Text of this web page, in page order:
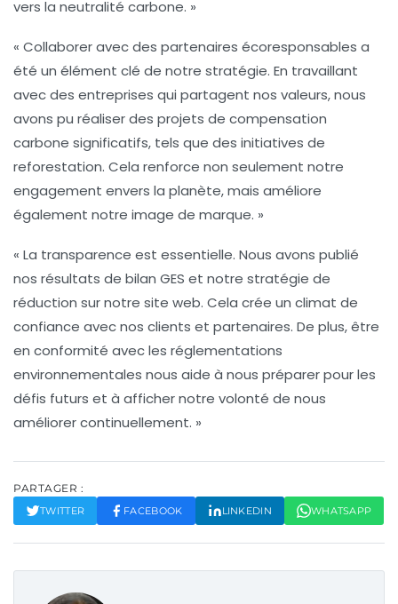
vers la neutralité carbone. »
« Collaborer avec des partenaires écoresponsables a
été un élément clé de notre stratégie. En travaillant
avec des entreprises qui partagent nos valeurs, nous
avons pu réaliser des projets de compensation
carbone significatifs, tels que des initiatives de
reforestation. Cela renforce non seulement notre
engagement envers la planète, mais améliore
également notre image de marque. »
« La transparence est essentielle. Nous avons publié
nos résultats de bilan GES et notre stratégie de
réduction sur notre site web. Cela crée un climat de
confiance avec nos clients et partenaires. De plus, être
en conformité avec les réglementations
environnementales nous aide à nous préparer pour les
défis futurs et à afficher notre volonté de nous
améliorer continuellement. »
PARTAGER :
TWITTER FACEBOOK LINKEDIN WHATSAPP